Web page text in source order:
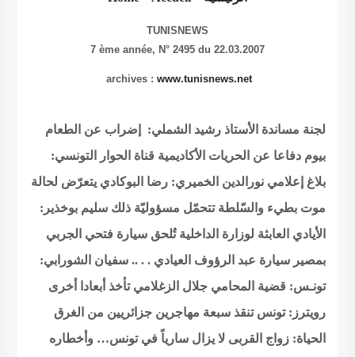
TUNISNEWS
7 ème année, N° 2495 du 22.03.2007
archives : www.tunisnews.net
لجنة مساندة الأستاذ رشيد الشملي: إضراب عن الطعام
بيوم دفاعا عن الحريات الأكاديمية قناة الحوار التونسي:
بلاغ إعلامي نورالدين الخميري: رضا البوكادي يتعرّض لحالة
موت بطيء والسّلطة تتحمّل مسؤوليّة ذلك سليم بوخذير:
الأيادي العابثة لوزارة الداخلية تُلحق سيارة فتحي الجربي
بمصير سيارة عبد الرؤوف العيادي . . ..سفيان الشورابي:
تونـس: قضية المحامي جلال الزغلامي تأخذ أبعادا أخرى
رويترز: تونس تنقذ سبعة مهاجرين جزائريين من الغرق
الحياة: زواج القربى لا يزال سارياً في تونس… وأخطاره